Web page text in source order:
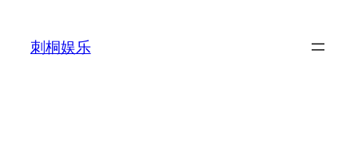
刺桐娱乐